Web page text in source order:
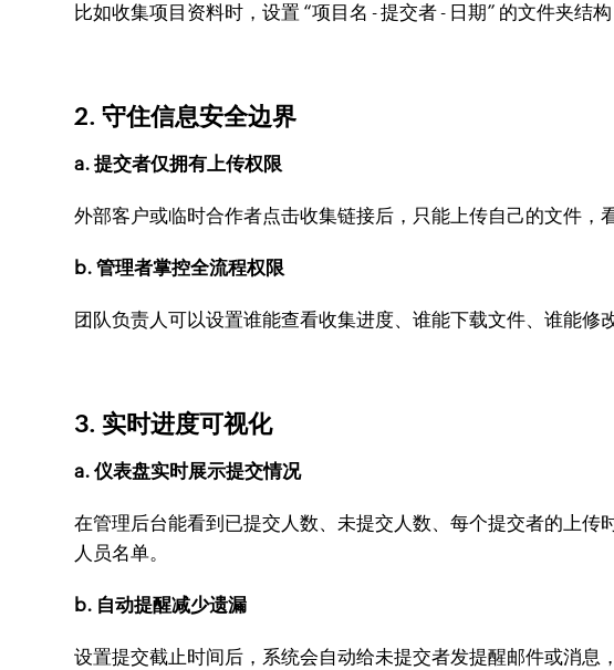
比如收集项目资料时，设置 “项目名 - 提交者 - 日期” 的文件夹
2. 守住信息安全边界
a. 提交者仅拥有上传权限
外部客户或临时合作者点击收集链接后，只能上传自己的文件，
b. 管理者掌控全流程权限
团队负责人可以设置谁能查看收集进度、谁能下载文件、谁能修
3. 实时进度可视化
a. 仪表盘实时展示提交情况
在管理后台能看到已提交人数、未提交人数、每个提交者的上传
人员名单。
b. 自动提醒减少遗漏
设置提交截止时间后，系统会自动给未提交者发提醒邮件或消息